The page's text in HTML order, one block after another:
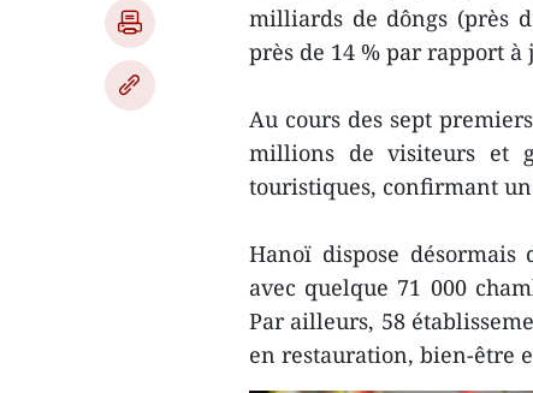
milliards de dôngs (près
près de 14 % par rapport à
Au cours des sept
millions de visiteurs et
touristiques, confirmant
Hanoï dispose désormais
avec quelque 71 000
Par ailleurs, 58
en restauration, bien-être